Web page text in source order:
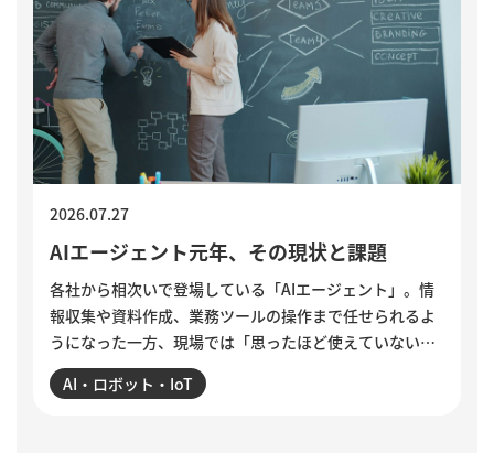
AIエージェント元年、その現状と課題
2026.07.27
各社から相次いで登場している「AIエージェント」。情
報収集や資料作成、業務ツールの操作まで任せられるよ
うになった一方、現場では「思ったほど使えていない」
という声も聞かれます。各社のAIエージェント機能を紹
介するとともに、導入がうまくいかない5つの理由を整
AI・ロボット・IoT